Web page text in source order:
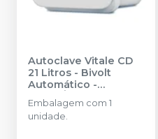
Autoclave Vitale CD
21 Litros - Bivolt
Automático -
CRISTÓFOLI
Embalagem com 1
unidade.